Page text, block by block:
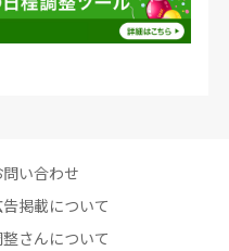
問い合わせ
告掲載について
さんについて